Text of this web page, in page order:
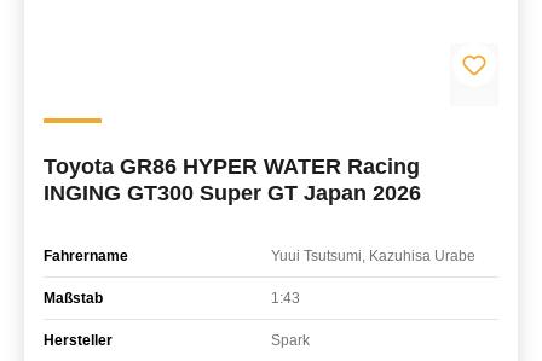
Toyota GR86 HYPER WATER Racing
INGING GT300 Super GT Japan 2026
Fahrername Yuui Tsutsumi, Kazuhisa Urabe
Maßstab 1:43
Hersteller Spark